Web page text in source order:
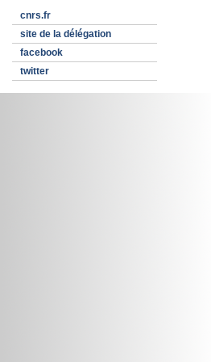
cnrs.fr
site de la délégation
facebook
twitter